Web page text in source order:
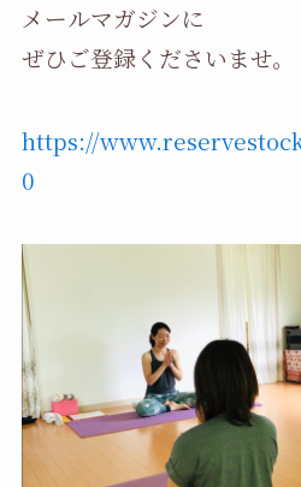
メールマガジンに
ぜひご登録くださいませ。
https://
0